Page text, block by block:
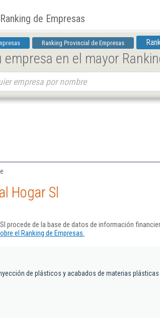
Ranking de Empresas
Ranking Provincial de Empresas
en el mayor
Hogar Sl
procede de la base de datos de información
el Ranking de Empresas.
de plásticos y acabados de materias plásticas